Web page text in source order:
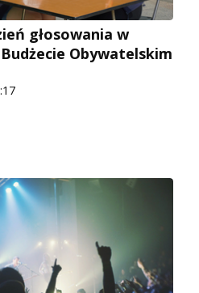
głosowania w
Obywatelskim